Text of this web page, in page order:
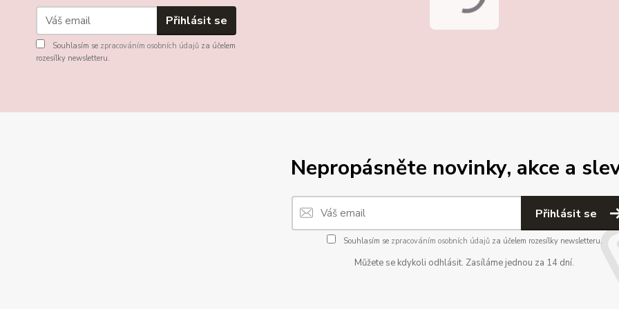
Přihlásit se
Souhlasím se zpracováním osobních údajů za účelem
rozesílky newsletteru.
Nepropásněte novinky, akce a
Přihlásit se
Souhlasím se zpracováním osobních údajůza účelem rozesílky newsletteru.
Můžete se kdykoli odhlásit. Zasíláme jednou za 14 dní.